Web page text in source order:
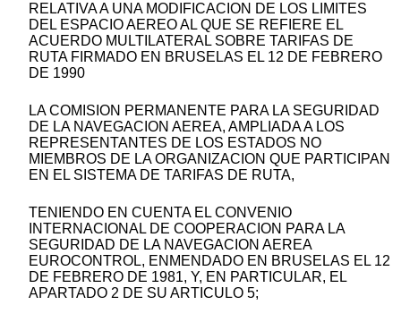
RELATIVA A UNA MODIFICACION DE LOS LIMITES
DEL ESPACIO AEREO AL QUE SE REFIERE EL
ACUERDO MULTILATERAL SOBRE TARIFAS DE
RUTA FIRMADO EN BRUSELAS EL 12 DE FEBRERO
DE 1990
LA COMISION PERMANENTE PARA LA SEGURIDAD
DE LA NAVEGACION AEREA, AMPLIADA A LOS
REPRESENTANTES DE LOS ESTADOS NO
MIEMBROS DE LA ORGANIZACION QUE PARTICIPAN
EN EL SISTEMA DE TARIFAS DE RUTA,
TENIENDO EN CUENTA EL CONVENIO
INTERNACIONAL DE COOPERACION PARA LA
SEGURIDAD DE LA NAVEGACION AEREA
EUROCONTROL, ENMENDADO EN BRUSELAS EL 12
DE FEBRERO DE 1981, Y, EN PARTICULAR, EL
APARTADO 2 DE SU ARTICULO 5;